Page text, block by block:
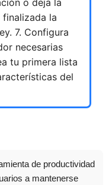
o deja la
finalizada la
7. Configura
necesarias
tu primera lista
del
de productividad
a mantenerse